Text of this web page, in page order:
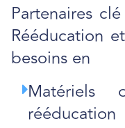
Partenaires
Rééducation
besoins en
Matériels
rééducation